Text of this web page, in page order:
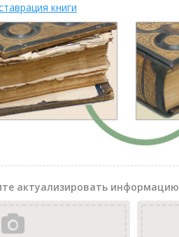
книги
актуализировать информацию